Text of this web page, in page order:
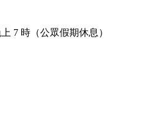
7 時（公眾假期休息）